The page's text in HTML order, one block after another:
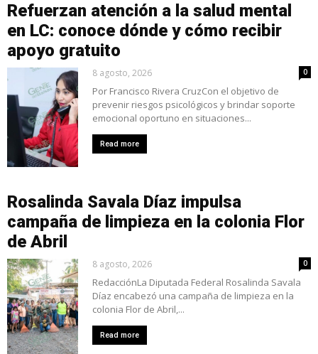
Refuerzan atención a la salud mental
en LC: conoce dónde y cómo recibir
apoyo gratuito
8 agosto, 2026 0
Por Francisco Rivera CruzCon el objetivo de
prevenir riesgos psicológicos y brindar soporte
emocional oportuno en situaciones...
Read more
Rosalinda Savala Díaz impulsa
campaña de limpieza en la colonia Flor
de Abril
8 agosto, 2026 0
RedacciónLa Diputada Federal Rosalinda Savala
Díaz encabezó una campaña de limpieza en la
colonia Flor de Abril,...
Read more